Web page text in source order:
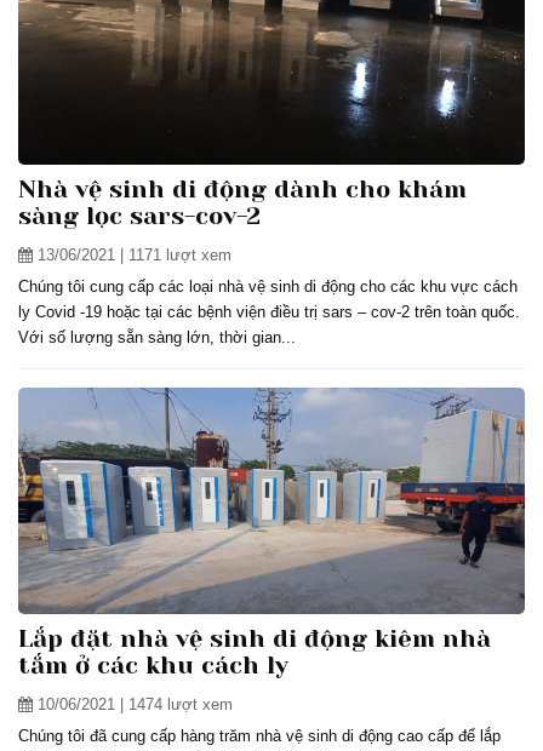
Nhà vệ sinh di động dành cho khám
sàng lọc sars-cov-2
13/06/2021 | 1171 lượt xem
Chúng tôi cung cấp các loại nhà vệ sinh di động cho các khu vực cách
ly Covid -19 hoặc tại các bệnh viện điều trị sars – cov-2 trên toàn quốc.
Với số lượng sẵn sàng lớn, thời gian...
Lắp đặt nhà vệ sinh di động kiêm nhà
tắm ở các khu cách ly
10/06/2021 | 1474 lượt xem
Chúng tôi đã cung cấp hàng trăm nhà vệ sinh di động cao cấp để lắp